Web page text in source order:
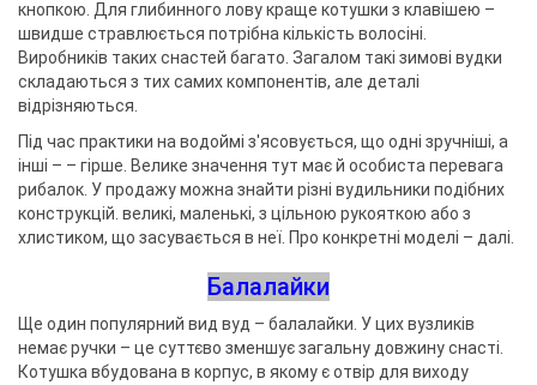
кнопкою. Для глибинного лову краще котушки з клавішею –
швидше стравлюється потрібна кількість волосіні.
Виробників таких снастей багато. Загалом такі зимові вудки
складаються з тих самих компонентів, але деталі
відрізняються.
Під час практики на водоймі з'ясовується, що одні зручніші, а
інші – – гірше. Велике значення тут має й особиста перевага
рибалок. У продажу можна знайти різні вудильники подібних
конструкцій. великі, маленькі, з цільною рукояткою або з
хлистиком, що засувається в неї. Про конкретні моделі – далі.
Балалайки
Ще один популярний вид вуд – балалайки. У цих вузликів
немає ручки – це суттєво зменшує загальну довжину снасті.
Котушка вбудована в корпус, в якому є отвір для виходу